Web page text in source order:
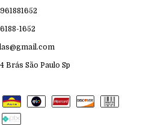
1652
Brás São Paulo Sp